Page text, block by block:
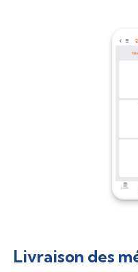
Livraison des